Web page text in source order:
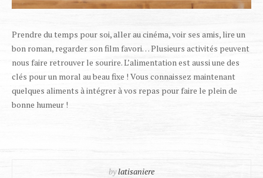
Prendre du temps pour soi, aller au cinéma, voir ses amis, lire un
bon roman, regarder son film favori… Plusieurs activités peuvent
nous faire retrouver le sourire. L’alimentation est aussi une des
clés pour un moral au beau fixe ! Vous connaissez maintenant
quelques aliments à intégrer à vos repas pour faire le plein de
bonne humeur !
bylatisaniere